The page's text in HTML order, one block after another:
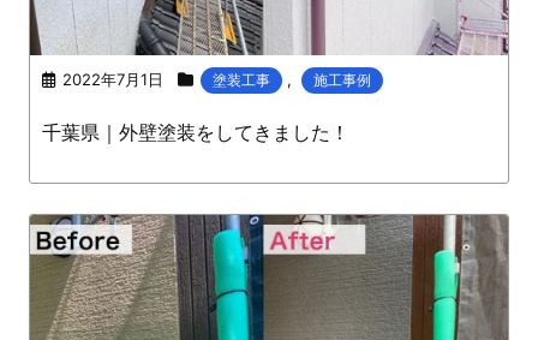
2022年7月1日 塗装工事 , 施工事例
千葉県｜外壁塗装をしてきました！